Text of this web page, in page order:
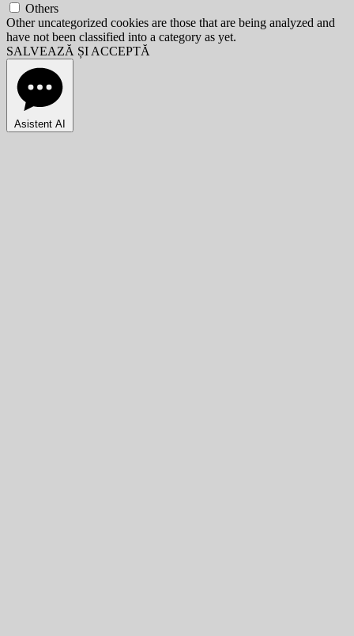
Others
Other uncategorized cookies are those that are being analyzed and
have not been classified into a category as yet.
SALVEAZĂ ȘI ACCEPTĂ
Asistent AI